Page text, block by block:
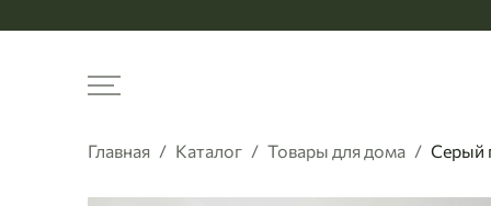
Меню
Главная Каталог Товары для дома Серый